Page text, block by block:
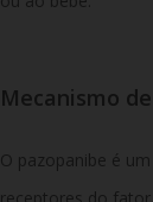
Mecanismo
O pazopanibe é